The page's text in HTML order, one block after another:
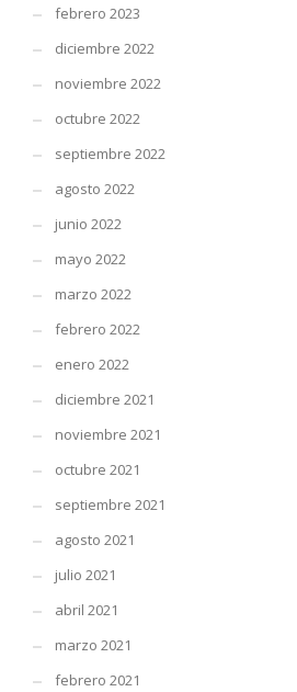
febrero 2023
diciembre 2022
noviembre 2022
octubre 2022
septiembre 2022
agosto 2022
junio 2022
mayo 2022
marzo 2022
febrero 2022
enero 2022
diciembre 2021
noviembre 2021
octubre 2021
septiembre 2021
agosto 2021
julio 2021
abril 2021
marzo 2021
febrero 2021